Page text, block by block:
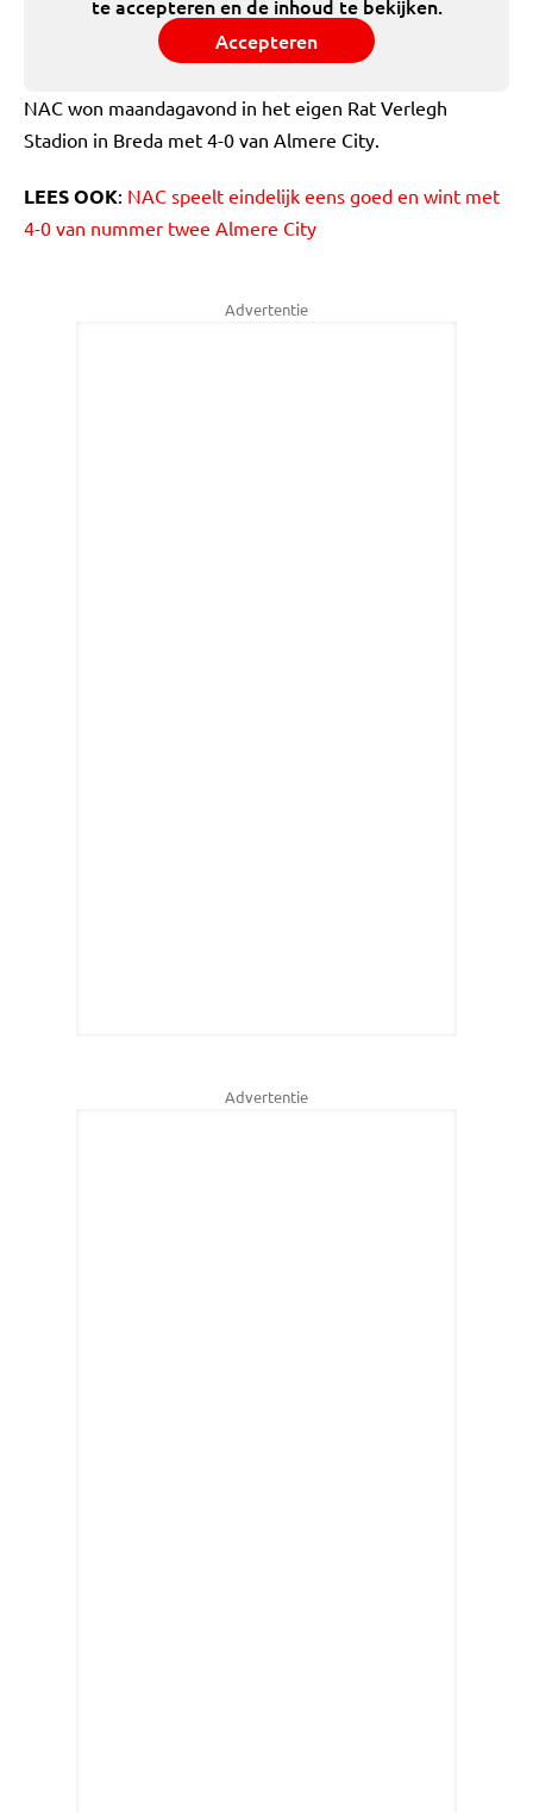
te accepteren en de inhoud te bekijken.
Accepteren
NAC won maandagavond in het eigen Rat Verlegh
Stadion in Breda met 4-0 van Almere City.
LEES OOK: NAC speelt eindelijk eens goed en wint met
4-0 van nummer twee Almere City
Advertentie
Advertentie